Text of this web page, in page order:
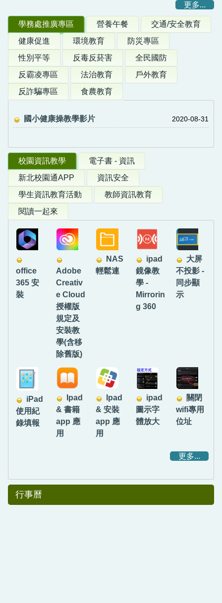
更多...
學務處推廣專區 營養午餐
交通/安全教育
健康促進
環境教育
防災專區
性別平等
反毒反菸害
全民國防
反霸凌專區
法治教育
戶外教育
反詐騙專區
食農教育
國小健康操教學影片 2020-08-31
校園資訊教學
電子書 - 資訊
新北校園通APP
資訊安全
學生資訊教育活動
教師資訊教育
閱讀一起來
office
365 安
裝
Adobe
Creativ
e Cloud
授權版
規定及
安裝教
學(含移
除舊版)
NAS
輕鬆連
ipad
鏡像教
學 -
Mirrorin
g 360
大屏
不投影 -
同步顯
示
iPad
使用紀
錄填報
Ipad
& 書籍
app 應
用
Ipad
& 安裝
app 應
用
ipad
圖示字
體放大
關閉
wifi專用
位址
更多...
行事曆